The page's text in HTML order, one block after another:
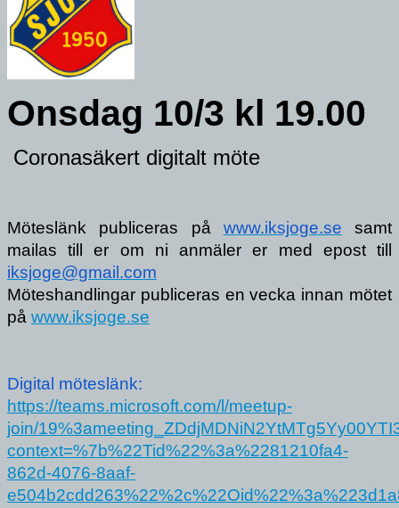
Onsdag 10/3 kl 19.00
Coronasäkert digitalt möte
Möteslänk publiceras på www.iksjoge.se samt
iksjoge@gmail.com
Möteshandlingar publiceras en vecka innan mötet
på www.iksjoge.se
Digital möteslänk:
https://teams.microsoft.com/l/meetup-
join/
context=%7b%22Tid%22%3a%2281210fa4-
862d-4076-8aaf-